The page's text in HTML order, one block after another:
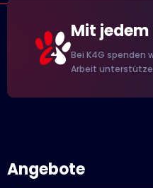
Mit
Bei K4G spenden
Arbeit
Angebote